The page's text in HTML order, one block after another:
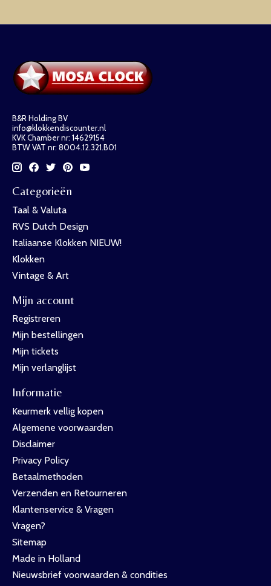
B&R Holding BV
info@klokkendiscounter.nl
KVK Chamber nr: 14629154
BTW VAT nr: 8004.12.321.B01
Categorieën
Taal & Valuta
RVS Dutch Design
Italiaanse Klokken NIEUW!
Klokken
Vintage & Art
Mijn account
Registreren
Mijn bestellingen
Mijn tickets
Mijn verlanglijst
Informatie
Keurmerk vellig kopen
Algemene voorwaarden
Disclaimer
Privacy Policy
Betaalmethoden
Verzenden en Retourneren
Klantenservice & Vragen
Vragen?
Sitemap
Made in Holland
Nieuwsbrief voorwaarden & condities